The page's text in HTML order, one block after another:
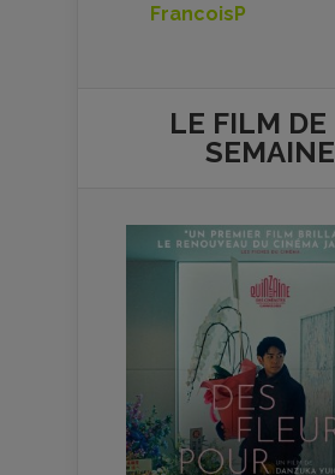
FrancoisP
LE FILM DE
SEMAINE